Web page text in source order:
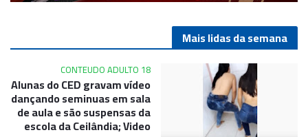
Mais lidas da semana
CONTEUDO ADULTO 18
Alunas do CED gravam vídeo
dançando seminuas em sala
de aula e são suspensas da
escola da Ceilândia; Video